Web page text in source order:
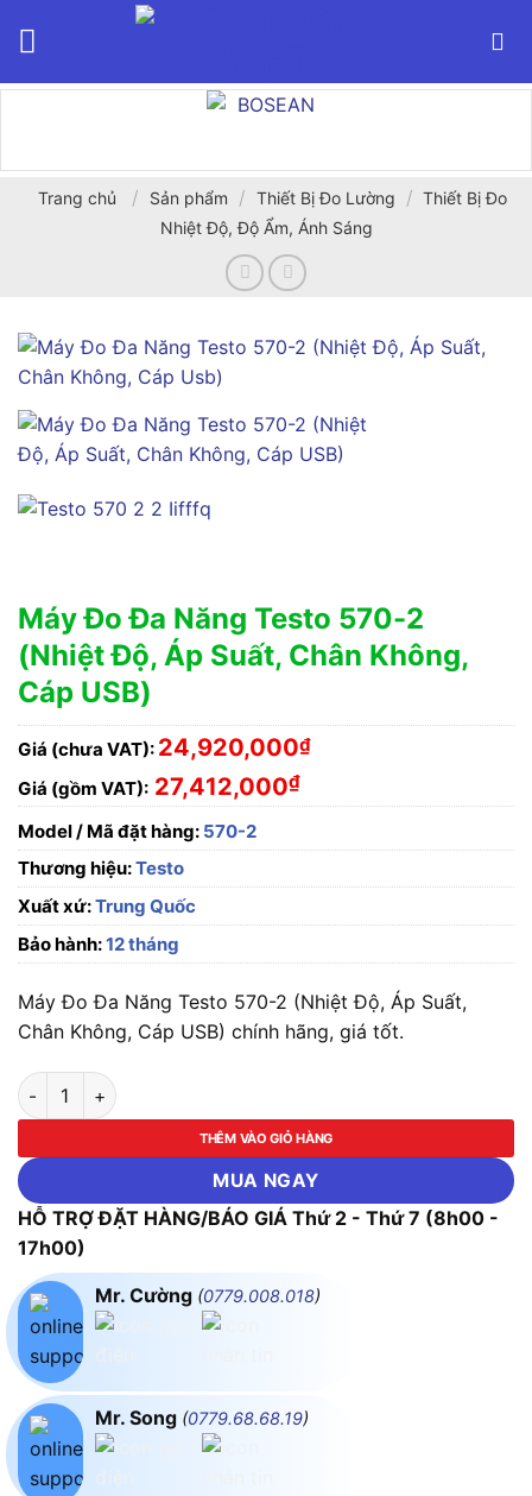
Trang chủ / Sản phẩm / Thiết Bị Đo Lường / Thiết Bị Đo
Nhiệt Độ, Độ Ẩm, Ánh Sáng
Máy Đo Đa Năng Testo 570-2
(Nhiệt Độ, Áp Suất, Chân Không,
Cáp USB)
Giá (chưa VAT): 24,920,000₫
Giá (gồm VAT): 27,412,000₫
Model / Mã đặt hàng: 570-2
Thương hiệu:Testo
Xuất xứ:Trung Quốc
Bảo hành:12 tháng
Máy Đo Đa Năng Testo 570-2 (Nhiệt Độ, Áp Suất,
Chân Không, Cáp USB) chính hãng, giá tốt.
Máy Đo Đa Năng Testo 570-2 (Nhiệt Độ, Áp Suất, Chân
THÊM VÀO GIỎ HÀNG
MUA NGAY
HỖ TRỢ ĐẶT HÀNG/BÁO GIÁ Thứ 2 - Thứ 7 (8h00 -
17h00)
Mr. Cường (0779.008.018)
Mr. Song (0779.68.68.19)